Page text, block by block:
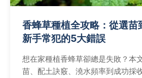
香蜂草種植全攻略：從選苗
新手常犯的5大錯誤
想在家種植香蜂草卻總是失敗？本
苗、配土訣竅、澆水頻率到成功採